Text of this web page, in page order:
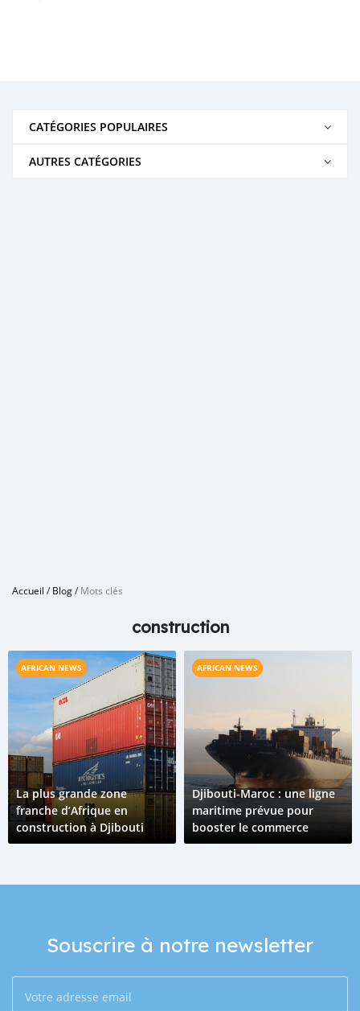
CATÉGORIES POPULAIRES
AUTRES CATÉGORIES
Accueil /Blog/Mots clés
construction
AFRICAN NEWS
La plus grande zone
franche d’Afrique en
construction à Djibouti
AFRICAN NEWS
Djibouti-Maroc : une ligne
maritime prévue pour
booster le commerce
Souscrire à notre newsletter